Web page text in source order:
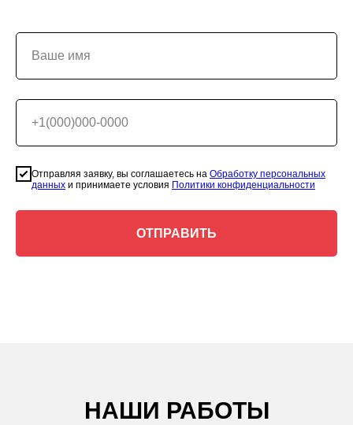
Ваше имя
+1(000)000-0000
Отправляя заявку, вы соглашаетесь на Обработку персональных
данных и принимаете условия Политики конфиденциальности
ОТПРАВИТЬ
НАШИ РАБОТЫ